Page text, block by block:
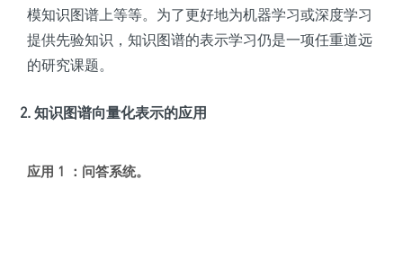
模知识图谱上等等。为了更好地为机器学习或深度学习
提供先验知识，知识图谱的表示学习仍是一项任重道远
的研究课题。
2. 知识图谱向量化表示的应用
应用 1 ：问答系统。